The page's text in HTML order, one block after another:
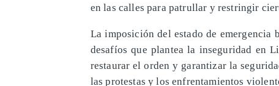
en las calles para patrullar y restringir
La imposición del estado de emergencia
desafíos que plantea la inseguridad en
restaurar el orden y garantizar la
las protestas y los enfrentamientos